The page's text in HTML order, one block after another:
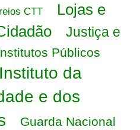
CTT
Lojas e
Justiça e
Públicos
da
e dos
Guarda Nacional